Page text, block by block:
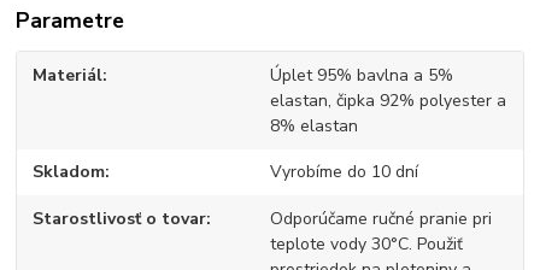
Parametre
Materiál
Úplet 95% bavlna a 5%
elastan, čipka 92% polyester a
8% elastan
Skladom Vyrobíme do 10 dní
Starostlivosť o tovar
Odporúčame ručné pranie pri
teplote vody 30°C. Použiť